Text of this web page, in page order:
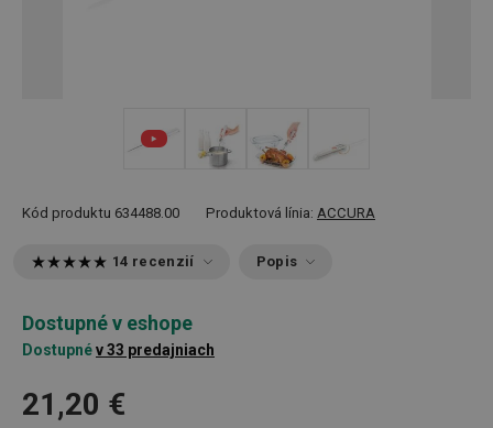
Kód produktu 634488.00 Produktová línia: ACCURA
14 recenzií Popis
Dostupné v eshope
Dostupnév 33 predajniach
21,20 €